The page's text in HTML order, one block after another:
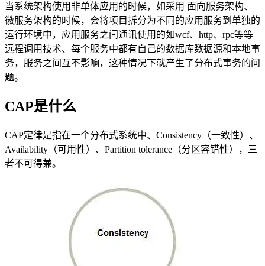
当系统架构使用非单体应用的时候，如采用 面向服务架构、
徽服务架构的时候，会将项目拆分为不同的应用服务到单独的
运行环境中，应用服务之间通讯使用的如wcf、http、rpc等等
远程调用技术、每个服务中都有自己的数据库数据源和本地事
务，服务之间互不影响，这种情况下就产生了分布式事务的问
题。
CAP是什么
CAP定律是指在一个分布式系统中、Consistency（一致性）、
Availability（可用性）、Partition tolerance（分区容错性），三
者不可得兼。